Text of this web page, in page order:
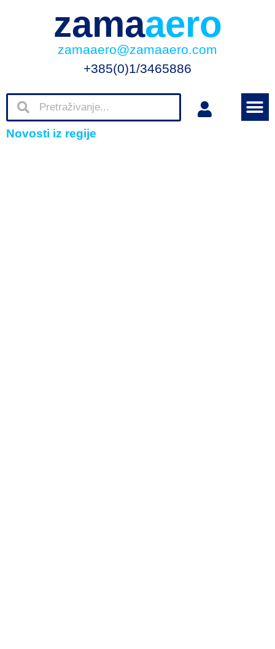
zamaaero
zamaaero@zamaaero.com
+385(0)1/3465886
Novosti iz regije